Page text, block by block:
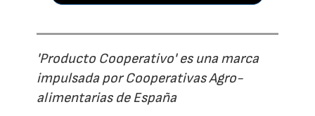
'Producto Cooperativo' es una marca
impulsada por Cooperativas Agro-
alimentarias de España